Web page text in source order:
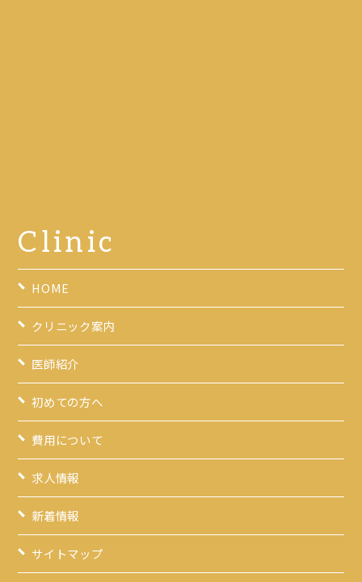
Clinic
HOME
クリニック案内
医師紹介
初めての方へ
費用について
求人情報
新着情報
サイトマップ